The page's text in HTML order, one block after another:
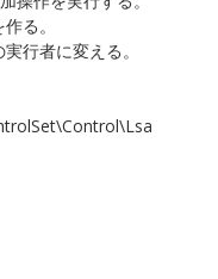
る。
行者に変える。